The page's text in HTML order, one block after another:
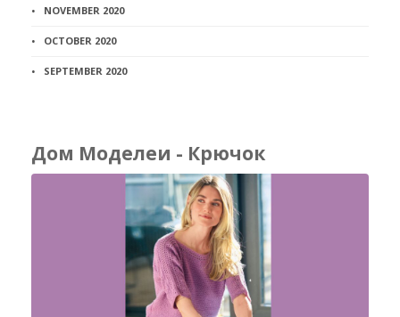
NOVEMBER 2020
OCTOBER 2020
SEPTEMBER 2020
Дом Моделеи - Крючок